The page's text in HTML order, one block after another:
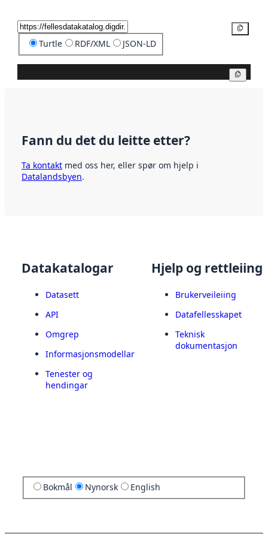
Turtle RDF/XML JSON-LD
Fann du det du leitte etter?
Ta kontakt med oss her, eller spør om hjelp i
Datalandsbyen.
Datakatalogar
Datasett
API
Omgrep
Informasjonsmodellar
Tenester og
hendingar
Hjelp og rettleiing
Brukerveileiing
Datafellesskapet
Teknisk
dokumentasjon
Bokmål Nynorsk English